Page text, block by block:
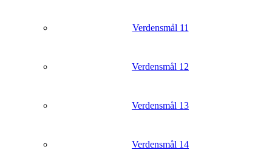
Verdensmål 11
Verdensmål 12
Verdensmål 13
Verdensmål 14